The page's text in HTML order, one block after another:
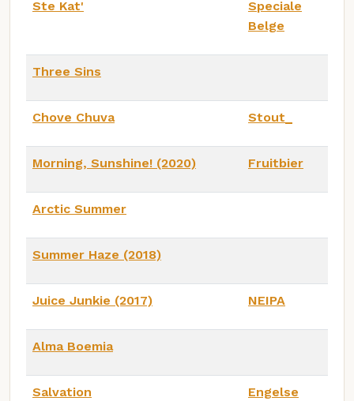
Ste Kat'
Speciale
Belge
Three Sins
Chove Chuva Stout_
Morning, Sunshine! (2020) Fruitbier
Arctic Summer
Summer Haze (2018)
Juice Junkie (2017) NEIPA
Alma Boemia
Salvation Engelse